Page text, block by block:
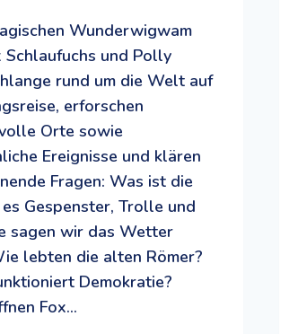
Wunderwigwam
Schlaufuchs und Polly
rund um die Welt auf
erforschen
Orte sowie
Ereignisse und klären
Fragen: Was ist die
Gespenster, Trolle und
sagen wir das Wetter
lebten die alten Römer?
Demokratie?
Fox…